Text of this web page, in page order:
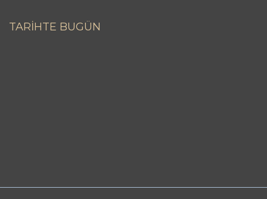
TARİHTE BUGÜN